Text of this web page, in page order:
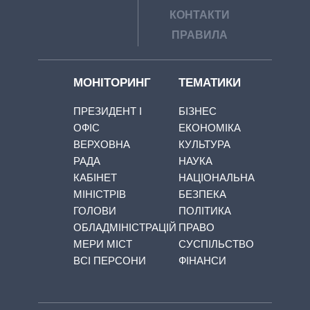
КОНТАКТИ
ПРАВИЛА
МОНІТОРИНГ
ПРЕЗИДЕНТ І
ОФІС
ВЕРХОВНА
РАДА
КАБІНЕТ
МІНІСТРІВ
ГОЛОВИ
ОБЛАДМІНІСТРАЦІЙ
МЕРИ МІСТ
ВСІ ПЕРСОНИ
ТЕМАТИКИ
БІЗНЕС
ЕКОНОМІКА
КУЛЬТУРА
НАУКА
НАЦІОНАЛЬНА
БЕЗПЕКА
ПОЛІТИКА
ПРАВО
СУСПІЛЬСТВО
ФІНАНСИ